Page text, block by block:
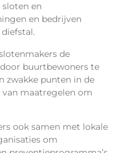
en
en bedrijven
de
buurtbewoners te
zwakke punten in de
maatregelen om
ook samen met lokale
om